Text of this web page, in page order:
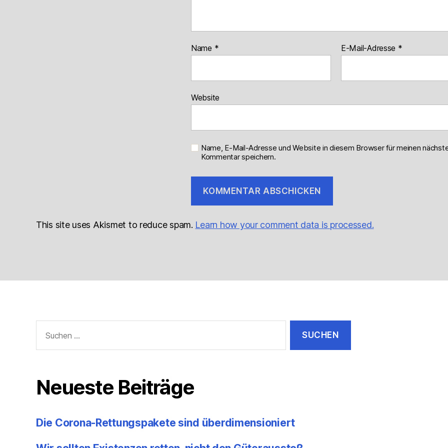
Name * E-Mail-Adresse *
Website
Name, E-Mail-Adresse und Website in diesem Browser für meinen
Kommentar speichern.
This site uses Akismet to reduce spam. Learn how your comment data is processed.
nach:
Neueste Beiträge
Die Corona-Rettungspakete sind überdimensioniert